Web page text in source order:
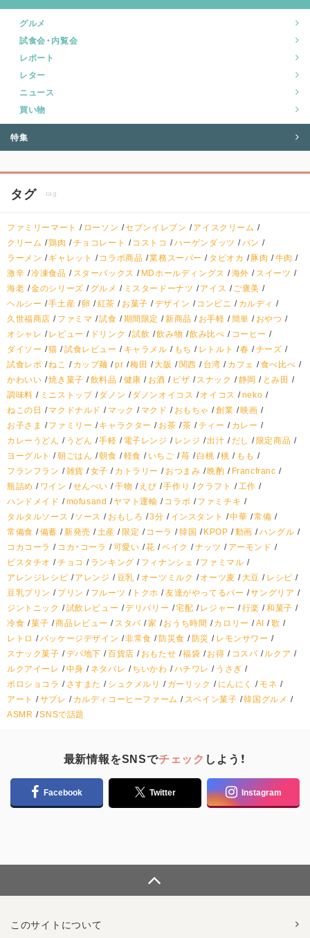
グルメ
試食会・内覧会
レポート
レター
ニュース
買い物
特集
タグ tag
ファミリーマート ローソン セブンイレブン
アイスクリーム
クリーム
鶏肉 チョコレート コストコ ハーゲンダッツ
パン
ラーメン
ギャレット コラボ商品 業務スーパー タピオカ 豚肉
牛肉
激辛 冷凍食品 スターバックス MDホールディングス 海外
スイーツ
海老 金のシリーズ グルメ ミスタードーナツ アイス
ご褒美
ヘルシー
手土産 卵 紅茶 お菓子 デザイン コンビニ
カルディ
久世福商店
ファミマ 試食 期間限定 新商品 お手軽 簡単
おやつ
オシャレ
レビュー ドリンク 試飲 飲み物 飲み比べ
コーヒー
ダイソー
猫 試食レビュー キャラメル もち レトルト 春
チーズ
試食レポ ねこ カップ麺 pr 梅田 大阪 関西 台湾 カフェ
食べ比べ
かわいい 焼き菓子 飲料品 健康 お酒 ピザ スナック 静岡
とみ田
調味料
ミニストップ ダノン ダノンオイコス オイコス
neko
ねこの日
マクドナルド マック マクド おもちゃ 創業 映画
お子さま
ファミリー キャラクター お茶 茶 ティー
カレー
カレーうどん
うどん 手軽 電子レンジ レンジ 出汁 だし
限定商品
ヨーグルト
朝ごはん 朝食 軽食 いちご 苺 白桃 桃
もも
フランフラン
雑貨 女子 カトラリー おつまみ 晩酌
Francfranc
瓶詰め
ワイン せんべい 干物 えび 手作り クラフト
工作
ハンドメイド
mofusand ヤマト運輸 コラボ
ファミチキ
タルタルソース
ソース おもしろ 3分 インスタント 中華 常備
常備食
備蓄 新発売 土産 限定 コーラ 韓国 KPOP 動画
ハングル
コカコーラ
コカ・コーラ 可愛い 花 ベイク ナッツ
アーモンド
ピスタチオ
チョコ ランキング フィナンシェ
ファミマル
アレンジレシピ
アレンジ 豆乳 オーツミルク オーツ麦 大豆
レシピ
豆乳プリン
プリン フルーツ トクホ 友達がやってるバー
サングリア
ジントニック
試飲レビュー デリバリー 宅配 レジャー 行楽
和菓子
冷食 菓子 商品レビュー スタバ 家 おうち時間 カロリー AI
歌
レトロ
パッケージデザイン 非常食 防災食 防災
レモンサワー
スナック菓子
デパ地下 百貨店 おもたせ 福袋 お得 コスパ
ルクア
ルクアイーレ
中身 ネタバレ ちいかわ ハチワレ
うさぎ
ポロショコラ
さすまた シュクメルリ ガーリック にんにく
モネ
アート
サブレ カルディコーヒーファーム スペイン菓子 韓国グルメ
ASMR
SNSで話題
最新情報をSNSでチェック しよう！
Facebook Twitter Instagram
このサイトについて